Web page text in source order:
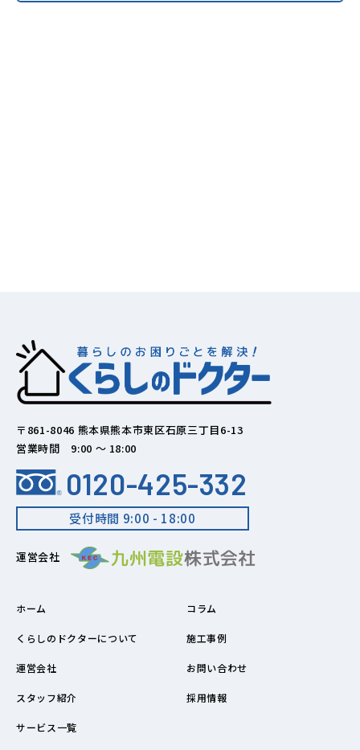
〒861-8046 熊本県熊本市東区石原三丁目6-13
営業時間 9:00 ～ 18:00
0120-425-332
受付時間 9:00 - 18:00
運営会社
ホーム
くらしのドクターについて
運営会社
スタッフ紹介
サービス一覧
コラム
施工事例
お問い合わせ
採用情報